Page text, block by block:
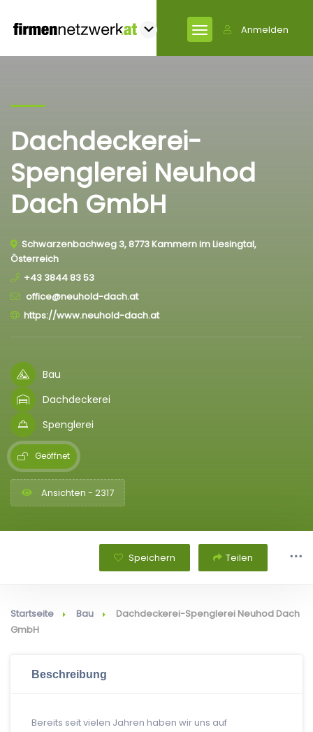
Anmelden
Dachdeckerei-
Spenglerei Neuhod
Dach GmbH
Schwarzenbachweg 3, 8773 Kammern im Liesingtal,
Österreich
+43 3844 83 53
office@neuhold-dach.at
https://www.neuhold-dach.at
Bau
Dachdeckerei
Spenglerei
Geöffnet
Ansichten - 2317
Speichern Teilen
Startseite Bau
Dachdeckerei-Spenglerei Neuhod Dach
GmbH
Beschreibung
Bereits seit vielen Jahren haben wir uns auf